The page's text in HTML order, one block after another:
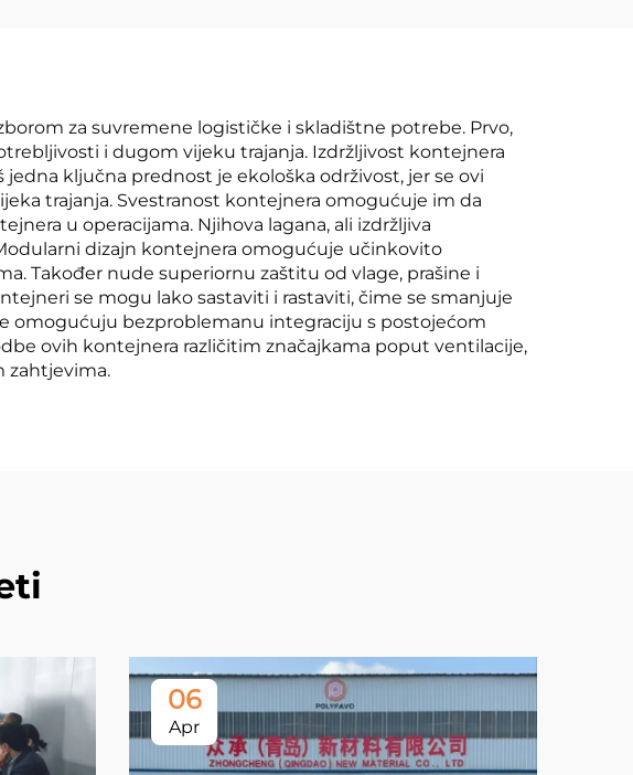
za suvremene logističke i skladištne potrebe. Prvo,
i dugom vijeku trajanja. Izdržljivost kontejnera
ključna prednost je ekološka održivost, jer se ovi
trajanja. Svestranost kontejnera omogućuje im da
u operacijama. Njihova lagana, ali izdržljiva
dizajn kontejnera omogućuje učinkovito
Također nude superiornu zaštitu od vlage, prašine i
se mogu lako sastaviti i rastaviti, čime se smanjuje
omogućuju bezproblemanu integraciju s postojećom
ovih kontejnera različitim značajkama poput ventilacije,
zahtjevima.
06
Apr